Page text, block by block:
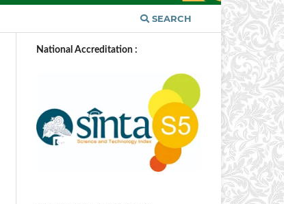
SEARCH
National Accreditation :